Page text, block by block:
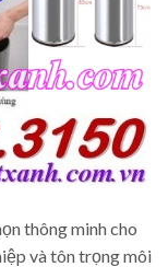
thông minh cho
và tôn trọng môi